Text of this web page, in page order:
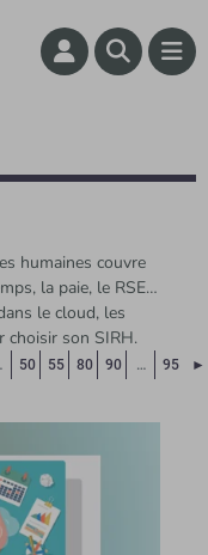
humaines couvre
la paie, le RSE…
le cloud, les
choisir son SIRH.
50 55 80 90 … 95 ►